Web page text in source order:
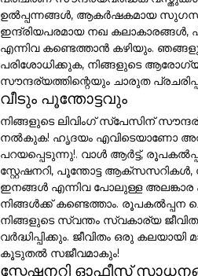
ഉൽപ്പന്നങ്ങൾ, ആകർഷകമായ
ഇന്ദ്രിയപരമായ നഖ കലാകാരങ്ങൾ,
എന്നിവ കണ്ടെത്താൻ കഴിയും.
പരിശോധിക്കുക, നിങ്ങളുടെ
സൗന്ദര്യത്തിന്റെയും ചാരുത
വീടും പൂന്തോട്ടവും
നിങ്ങളുടെ ലിവിംഗ് സ്പേസിന്
നൽകുക! ഹൃദയം എവിടെയാണോ
പറയപ്പെടുന്നു!. വാൾ ആർട്ട്,
സ്റ്റേഷനറി, പൂന്തോട്ട
ഇനങ്ങൾ എന്നിവ പോലുള്ള അലങ്കാര
നിങ്ങൾക്ക് കണ്ടെത്താം.
നിങ്ങളുടെ സ്വന്തം സ്വകാര്യ ജീവിത
വർദ്ധിപ്പിക്കും. ജീവിതം ഒരു
കൂടുതൽ സജീവമാകും!
സ്റ്റേഷനറി ഓഫീസ്